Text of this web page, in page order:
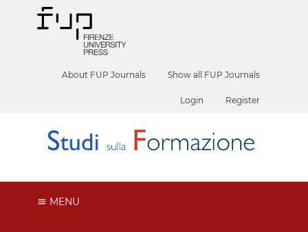
About FUP Journals Show all FUP Journals
Login Register
MENU